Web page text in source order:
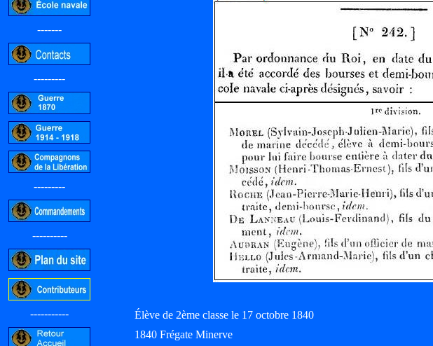
-------
---------
---------
----------
-----------
Élève de 2ème classe le 17 octobre 1840
1840 Frégate Minerve